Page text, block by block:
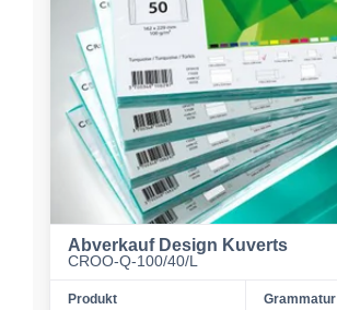
Abverkauf Design Kuverts
CROO-Q-100/40/L
Produkt
Grammatur